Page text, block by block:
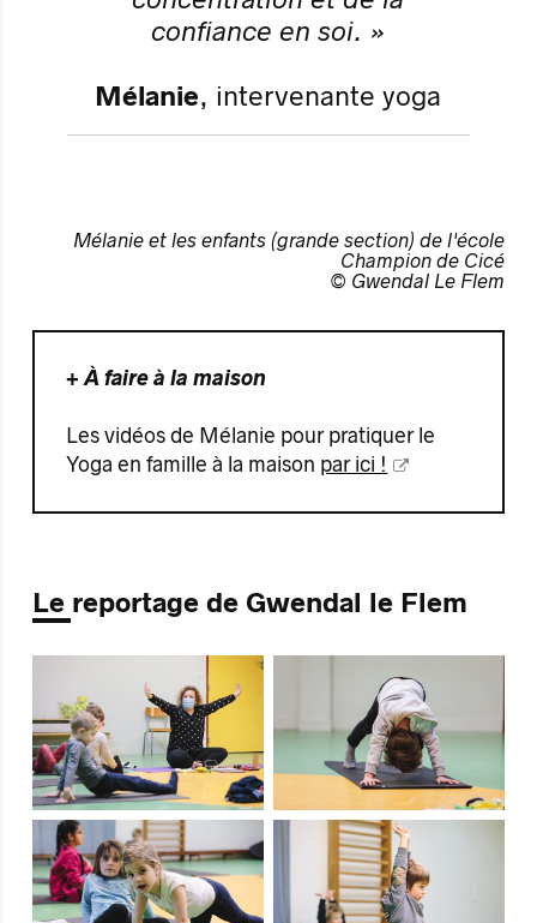
confiance en soi. »​
Mélanie, intervenante yoga
Mélanie et les enfants (grande section) de l'école
Champion de Cicé
© Gwendal Le Flem
+ À faire à la maison
Les vidéos de Mélanie pour pratiquer le
Yoga en famille à la maison par ici !
Le reportage de Gwendal le Flem